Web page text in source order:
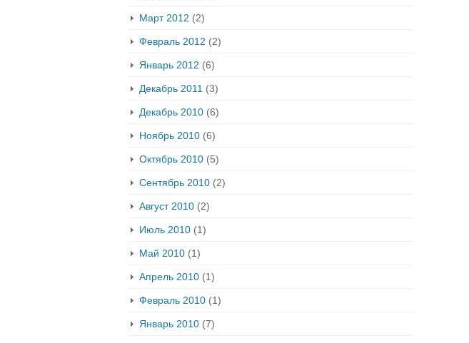
Март 2012 (2)
Февраль 2012 (2)
Январь 2012 (6)
Декабрь 2011 (3)
Декабрь 2010(6)
Ноябрь 2010(6)
Октябрь 2010(5)
Сентябрь 2010(2)
Август 2010(2)
Июль 2010(1)
Май 2010(1)
Апрель 2010(1)
Февраль 2010(1)
Январь 2010(7)